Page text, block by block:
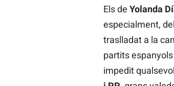
Els de Yolanda
especialment,
traslladat a la
partits espanyols
impedit